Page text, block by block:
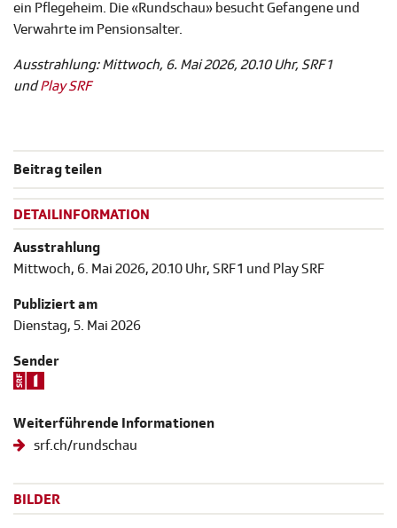
ein Pflegeheim. Die «Rundschau» besucht Gefangene und
Verwahrte im Pensionsalter.
Ausstrahlung: Mittwoch, 6. Mai 2026, 20.10 Uhr, SRF 1
undPlay SRF
Beitrag teilen
DETAILINFORMATION
Ausstrahlung
Mittwoch, 6. Mai 2026, 20.10 Uhr, SRF 1 und Play SRF
Publiziert am
Dienstag, 5. Mai 2026
Sender
Weiterführende Informationen
srf.ch/rundschau
BILDER